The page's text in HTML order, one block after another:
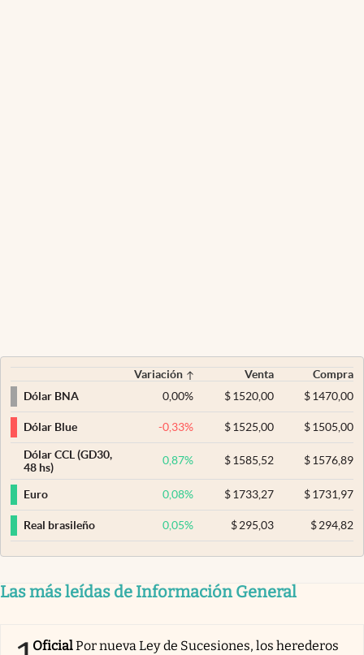
Variación Venta
Compra
Dólar BNA
0,00% $ 1520,00 $1470,00
Dólar Blue -0,33% $ 1525,00 $1505,00
Dólar CCL (GD30,
48 hs)
0,87% $ 1585,52 $1576,89
Euro 0,08% $ 1733,27 $1731,97
Real brasileño 0,05% $ 295,03 $294,82
Las más leídas de Información General
OficialPor nueva Ley de Sucesiones, los herederos